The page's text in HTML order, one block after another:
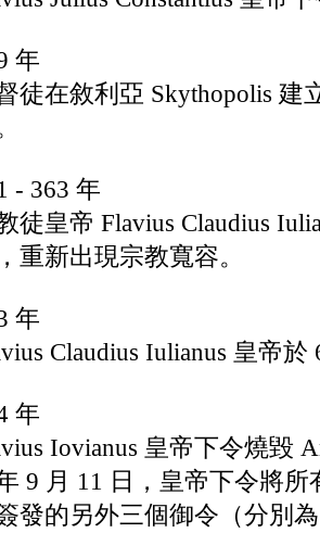
在敘利亞 Skythopolis 建
363 年
皇帝 Flavius Claudius
重新出現宗教寬容。
Claudius Iulianus 皇帝於
Iovianus 皇帝下令燒毀
月 11 日，皇帝下令將所
發的另外三個御令（分別